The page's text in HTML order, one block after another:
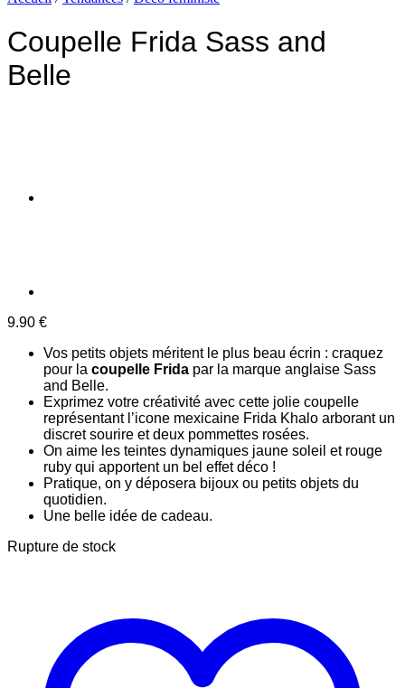
Coupelle Frida Sass and
Belle
9.90 €
Vos petits objets méritent le plus beau écrin : craquez
pour la coupelle Frida par la marque anglaise Sass
and Belle.
Exprimez votre créativité avec cette jolie coupelle
représentant l’icone mexicaine Frida Khalo arborant un
discret sourire et deux pommettes rosées.
On aime les teintes dynamiques jaune soleil et rouge
ruby qui apportent un bel effet déco !
Pratique, on y déposera bijoux ou petits objets du
quotidien.
Une belle idée de cadeau.
Rupture de stock